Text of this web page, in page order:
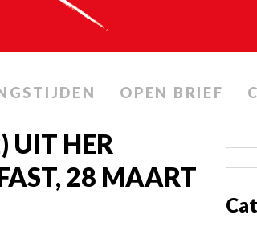
OPEN BRIEF
UIT HER
28 MAART